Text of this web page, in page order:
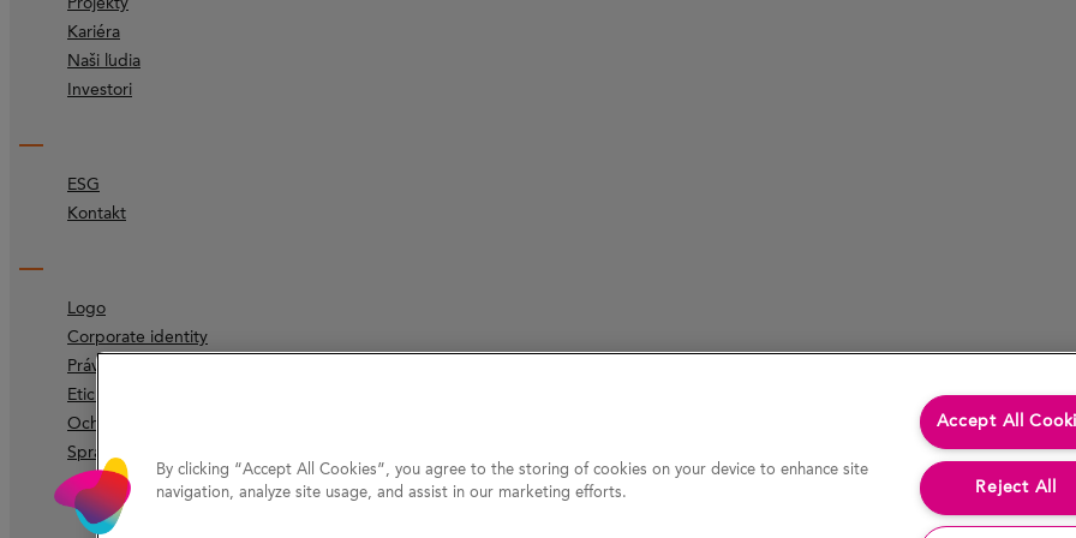
Kariéra
Naši ľudia
Investori
ESG
Kontakt
Logo
Corporate identity
Právne doložky
Etický kódex
Ochrana súkromia
Správcovská spoločnosť
By clicking “Accept All Cookies”, you agree to the storing of cookies on your device to enhance site
navigation, analyze site usage, and assist in our marketing efforts.
Accept All
Reject All